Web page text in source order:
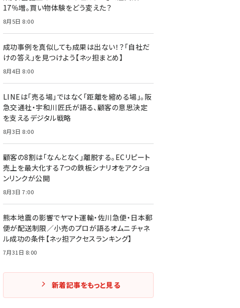
17％増。買い物体験をどう変えた？
8月5日 8:00
成功事例を真似しても成果は出ない！？「自社だ
けの答え」を見つけよう【ネッ担まとめ】
8月4日 8:00
LINEは「売る場」ではなく「距離を縮める場」。阪
急交通社・宇和川匠氏が語る、顧客の意思決定
を支えるデジタル戦略
8月3日 8:00
顧客の8割は「なんとなく」離脱する。ECリピート
売上を最大化する7つの鉄板シナリオをアクショ
ンリンクが公開
8月3日 7:00
熊本地震の影響でヤマト運輸・佐川急便・日本郵
便が配送制限／小売のプロが語るオムニチャネ
ル成功の条件【ネッ担アクセスランキング】
7月31日 8:00
新着記事をもっと見る